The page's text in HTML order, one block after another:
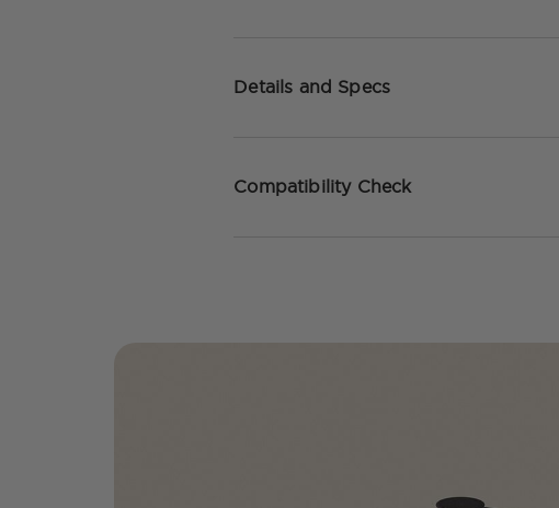
Details and Specs
Compatibility Check